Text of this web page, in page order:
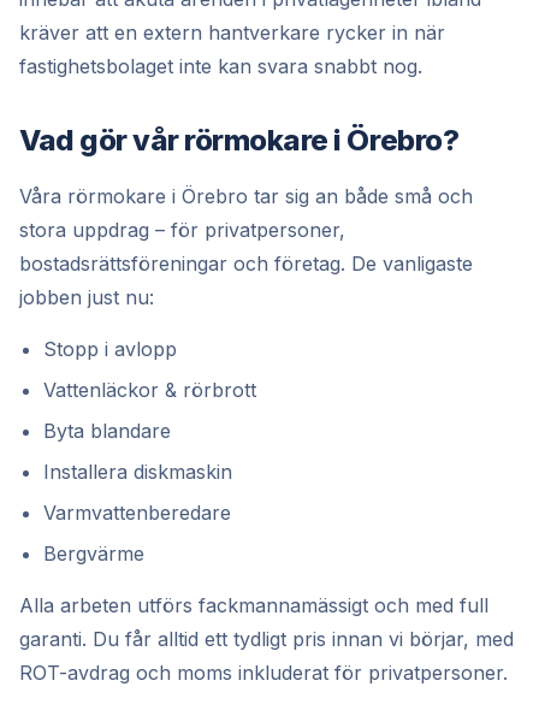
kräver att en extern hantverkare rycker in när
fastighetsbolaget inte kan svara snabbt nog.
Vad gör vår rörmokare i Örebro?
Våra rörmokare i Örebro tar sig an både små och
stora uppdrag – för privatpersoner,
bostadsrättsföreningar och företag. De vanligaste
jobben just nu:
Stopp i avlopp
Vattenläckor & rörbrott
Byta blandare
Installera diskmaskin
Varmvattenberedare
Bergvärme
Alla arbeten utförs fackmannamässigt och med full
garanti. Du får alltid ett tydligt pris innan vi börjar, med
ROT-avdrag och moms inkluderat för privatpersoner.